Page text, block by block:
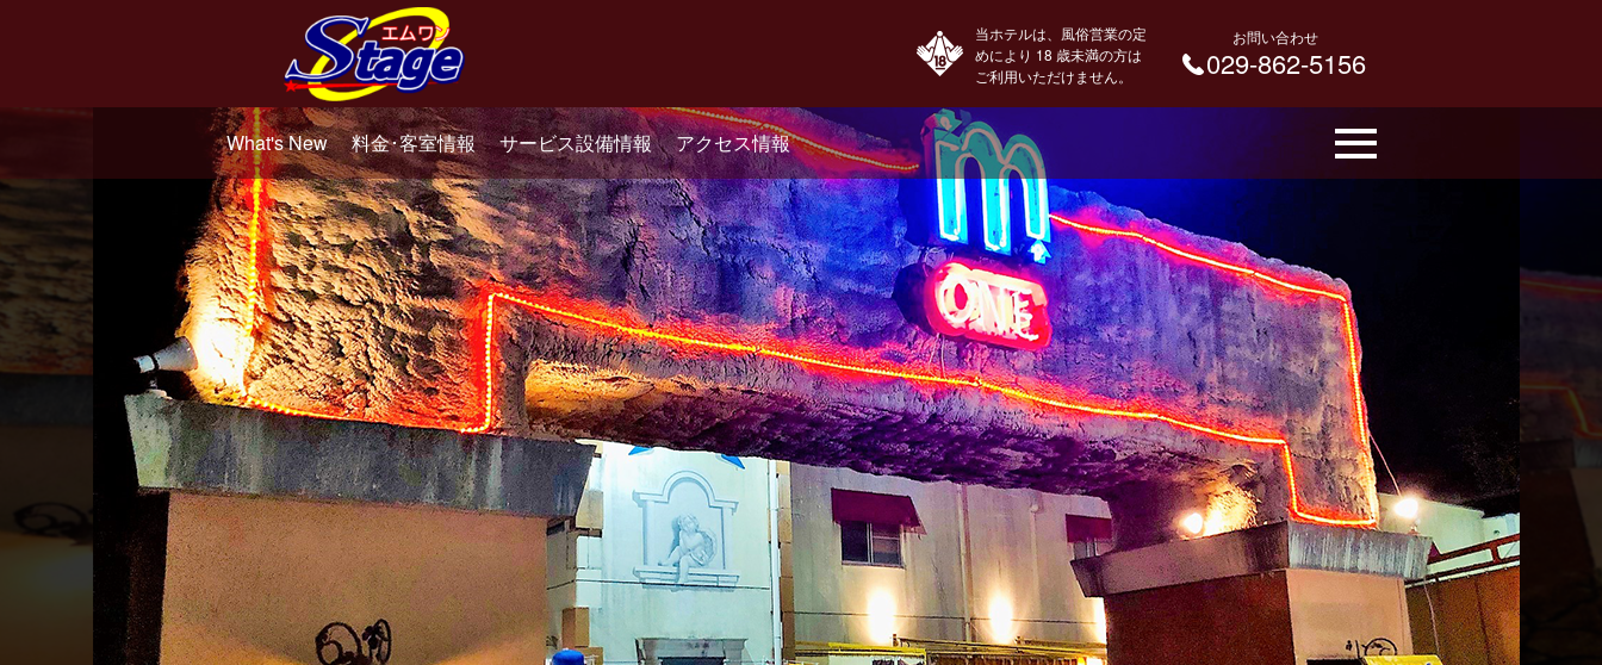
当ホテルは、風俗営業の定
めにより 18 歳未満の方は
ご利用いただけません。
お問い合わせ
029-862-5156
What's New 料金･客室情報 サービス設備情報 アクセス情報